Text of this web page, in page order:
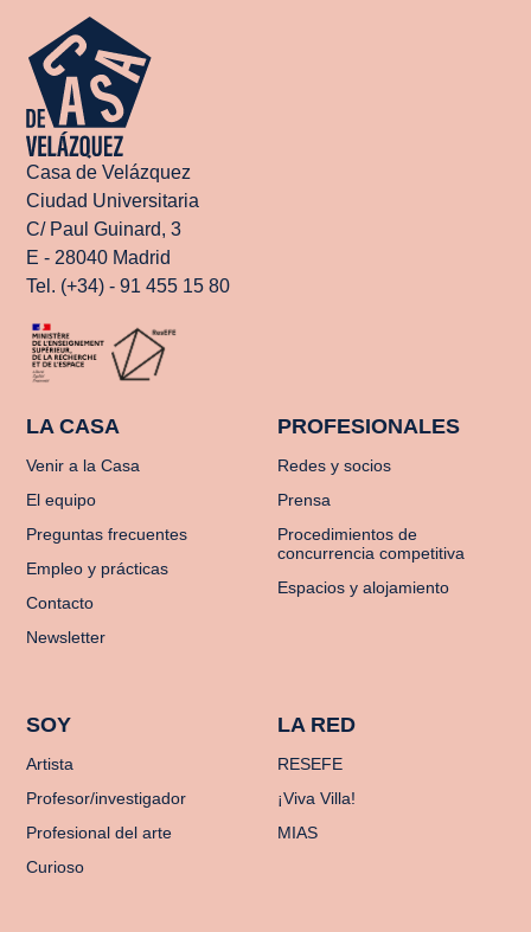
Casa de Velázquez
Ciudad Universitaria
C/ Paul Guinard, 3
E - 28040 Madrid
Tel. (+34) - 91 455 15 80
LA CASA
Venir a la Casa
El equipo
Preguntas frecuentes
Empleo y prácticas
Contacto
Newsletter
PROFESIONALES
Redes y socios
Prensa
Procedimientos de
concurrencia competitiva
Espacios y alojamiento
SOY
Artista
Profesor/investigador
Profesional del arte
Curioso
LA RED
RESEFE
¡Viva Villa!
MIAS